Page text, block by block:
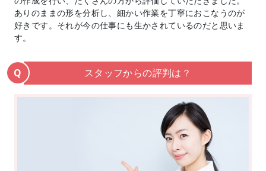
ありのままの形を分析し、細かい作業を丁寧におこなうのが
好きです。それが今の仕事にも生かされているのだと思いま
す。
Q スタッフからの評判は？